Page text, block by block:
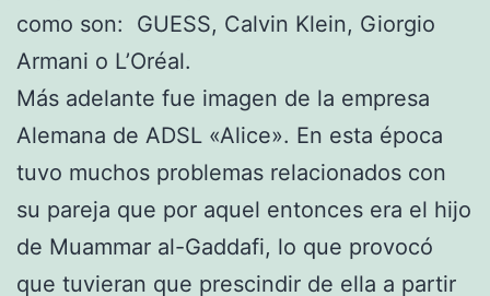
como son: GUESS, Calvin Klein, Giorgio
Armani o L’Oréal.
Más adelante fue imagen de la empresa
Alemana de ADSL «Alice». En esta época
tuvo muchos problemas relacionados con
su pareja que por aquel entonces era el hijo
de Muammar al-Gaddafi, lo que provocó
que tuvieran que prescindir de ella a partir